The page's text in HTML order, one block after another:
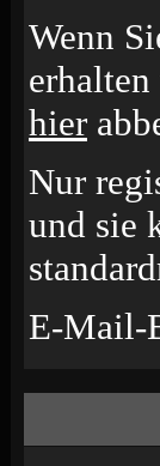
Wenn
hier
Nur
und sie
E-Mail-